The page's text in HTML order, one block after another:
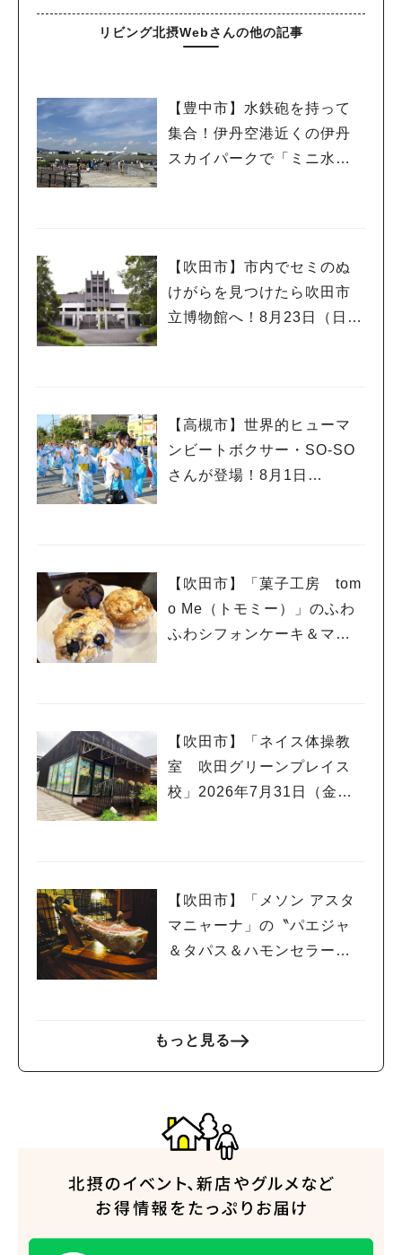
リビング北摂Webさんの他の記事
【豊中市】水鉄砲を持って
集合！伊丹空港近くの伊丹
スカイパークで「ミニ水合
【吹田市】市内でセミのぬ
けがらを見つけたら吹田市
立博物館へ！8月23日（日）
【高槻市】世界的ヒューマ
ンビートボクサー・SO-SO
さんが登場！8月1日
【吹田市】「菓子工房 tom
o Me（トモミー）」のふわ
ふわシフォンケーキ＆マフ
【吹田市】「ネイス体操教
室 吹田グリーンプレイス
校」2026年7月31日（金）
【吹田市】「メソン アスタ
マニャーナ」の〝パエジャ
＆タパス＆ハモンセラー
もっと見る